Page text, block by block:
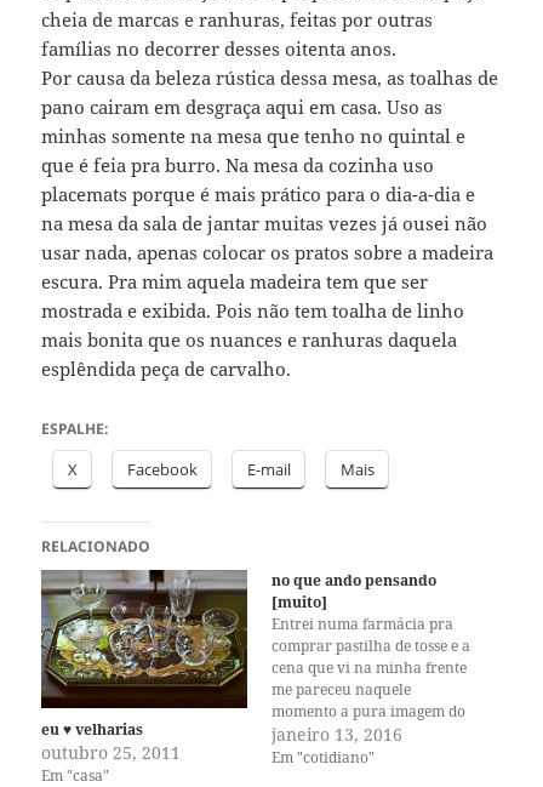
cheia de marcas e ranhuras, feitas por outras
famílias no decorrer desses oitenta anos.
Por causa da beleza rústica dessa mesa, as toalhas de
pano cairam em desgraça aqui em casa. Uso as
minhas somente na mesa que tenho no quintal e
que é feia pra burro. Na mesa da cozinha uso
placemats porque é mais prático para o dia-a-dia e
na mesa da sala de jantar muitas vezes já ousei não
usar nada, apenas colocar os pratos sobre a madeira
escura. Pra mim aquela madeira tem que ser
mostrada e exibida. Pois não tem toalha de linho
mais bonita que os nuances e ranhuras daquela
esplêndida peça de carvalho.
ESPALHE:
X Facebook E-mail Mais
RELACIONADO
eu ♥ velharias
outubro 25, 2011
Em "casa"
no que ando pensando
[muito]
Entrei numa farmácia pra
comprar pastilha de tosse e a
cena que vi na minha frente
me pareceu naquele
momento a pura imagem do
inferno—uma variedade
absurda de doces e
janeiro 13, 2016
Em "cotidiano"